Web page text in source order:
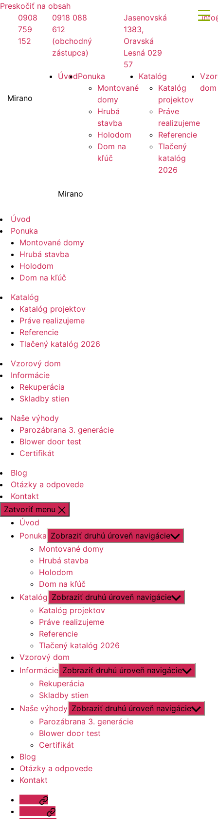
Preskočiť na obsah
0908
759
152
0918 088
612
(obchodný
zástupca)
Jasenovská
1383,
Oravská
Lesná 029
57
Mirano
ÚvodPonuka
Montované
domy
Hrubá
stavba
Holodom
Dom na
kľúč
Katalóg
Katalóg
projektov
Práve
realizujeme
Referencie
Tlačený
katalóg
2026
dom
Mirano
Úvod
Ponuka
Montované domy
Hrubá stavba
Holodom
Dom na kľúč
Katalóg
Katalóg projektov
Práve realizujeme
Referencie
Tlačený katalóg 2026
Vzorový dom
Informácie
Rekuperácia
Skladby stien
Naše výhody
Parozábrana 3. generácie
Blower door test
Certifikát
Blog
Otázky a odpovede
Kontakt
Zatvoriť menu
Úvod
Ponuka Zobraziť druhú úroveň navigácie
Montované domy
Hrubá stavba
Holodom
Dom na kľúč
Katalóg Zobraziť druhú úroveň navigácie
Katalóg projektov
Práve realizujeme
Referencie
Tlačený katalóg 2026
Vzorový dom
Informácie Zobraziť druhú úroveň navigácie
Rekuperácia
Skladby stien
Naše výhody Zobraziť druhú úroveň navigácie
Parozábrana 3. generácie
Blower door test
Certifikát
Blog
Otázky a odpovede
Kontakt